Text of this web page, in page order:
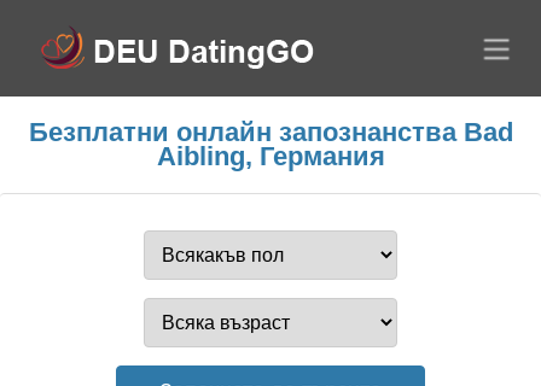
Безплатни онлайн запознанства Bad
Aibling, Германия